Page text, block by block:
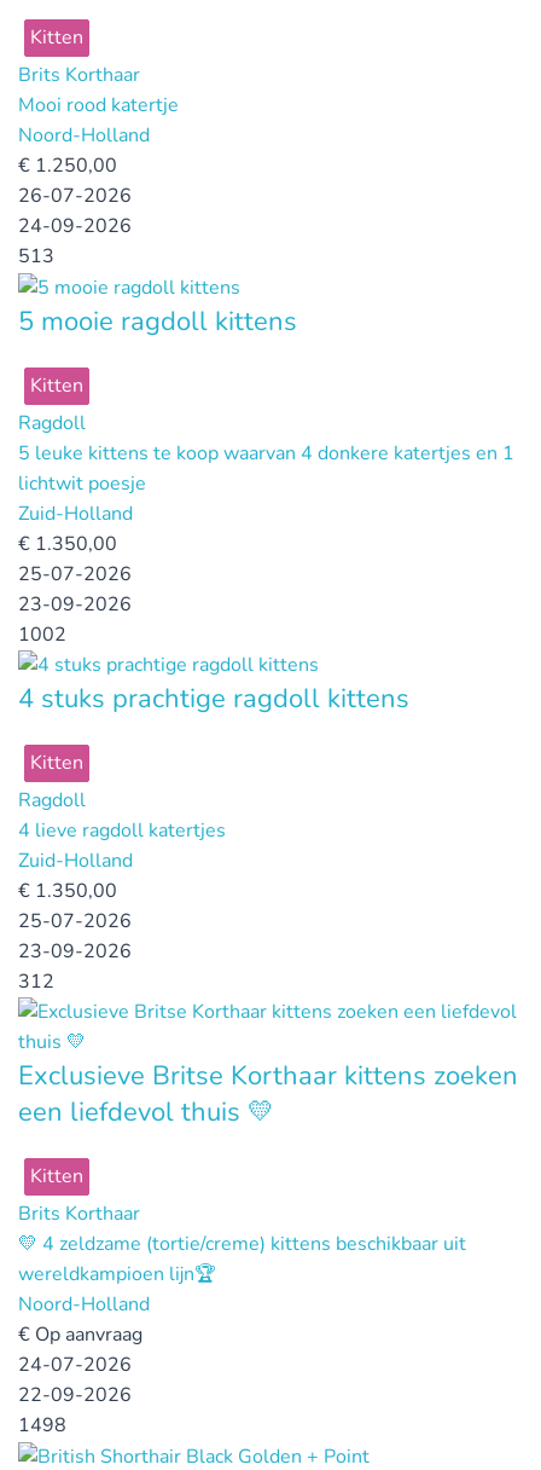
Kitten
Brits Korthaar
Mooi rood katertje
Noord-Holland
€ 1.250,00
26-07-2026
24-09-2026
513
5 mooie ragdoll kittens
Kitten
Ragdoll
5 leuke kittens te koop waarvan 4 donkere katertjes en 1
lichtwit poesje
Zuid-Holland
€ 1.350,00
25-07-2026
23-09-2026
1002
4 stuks prachtige ragdoll kittens
Kitten
Ragdoll
4 lieve ragdoll katertjes
Zuid-Holland
€ 1.350,00
25-07-2026
23-09-2026
312
Exclusieve Britse Korthaar kittens zoeken
een liefdevol thuis 💛
Kitten
Brits Korthaar
💛 4 zeldzame (tortie/creme) kittens beschikbaar uit
wereldkampioen lijn🏆
Noord-Holland
€ Op aanvraag
24-07-2026
22-09-2026
1498